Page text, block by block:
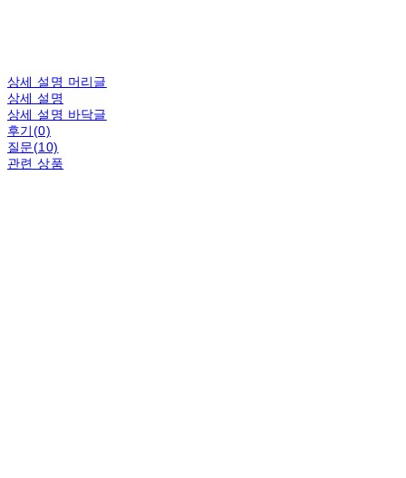
상세 설명 머리글
상세 설명
상세 설명 바닥글
후기(0)
질문(10)
관련 상품